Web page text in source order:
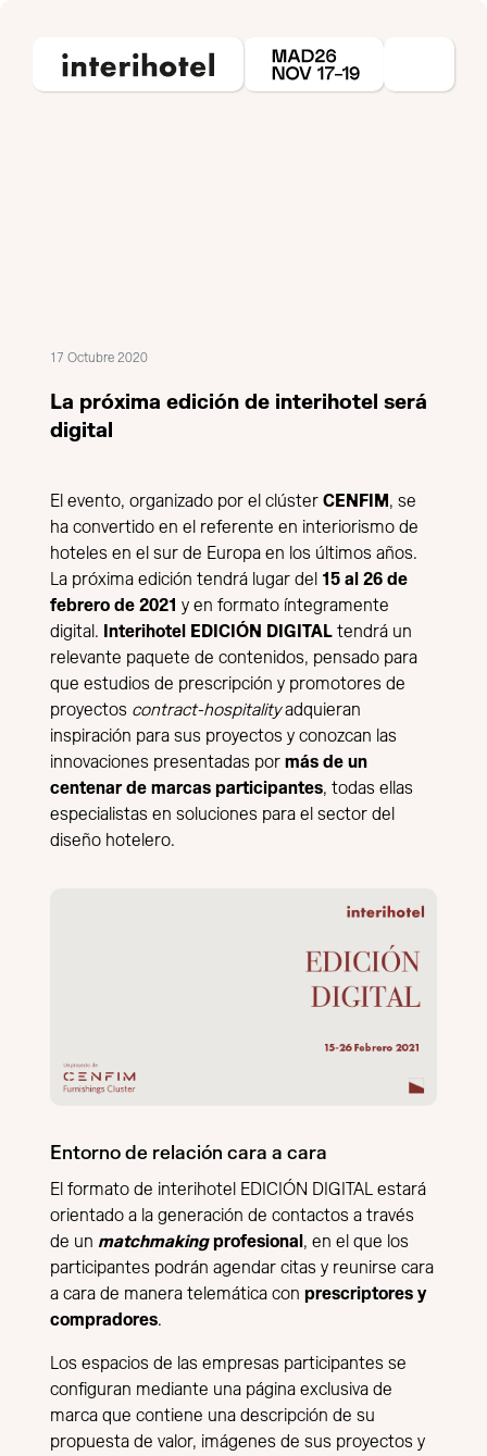
17 Octubre 2020
La próxima edición de interihotel será
digital
El evento, organizado por el clúster CENFIM , se
ha convertido en el referente en interiorismo de
hoteles en el sur de Europa en los últimos años.
La próxima edición tendrá lugar del 15 al 26 de
febrero de 2021 y en formato íntegramente
digital.
Interihotel EDICIÓN DIGITAL tendrá un
relevante paquete de contenidos, pensado para
que estudios de prescripción y promotores de
proyectos contract-hospitalityadquieran
inspiración para sus proyectos y conozcan las
innovaciones presentadas por más de un
centenar de marcas participantes, todas ellas
especialistas en soluciones para el sector del
diseño hotelero.
Entorno de relación cara a cara
El formato de interihotel EDICIÓN DIGITAL estará
orientado a la generación de contactos a través
de un matchmakingprofesional , en el que los
participantes podrán agendar citas y reunirse cara
a cara de manera telemática con prescriptores y
compradores.
Los espacios de las empresas participantes se
configuran mediante una página exclusiva de
marca que contiene una descripción de su
propuesta de valor, imágenes de sus proyectos y